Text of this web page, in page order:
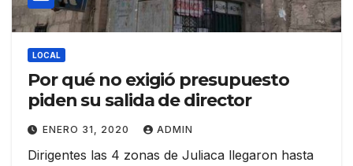
LOCAL
Por qué no exigió presupuesto
piden su salida de director
ENERO 31, 2020 ADMIN
Dirigentes las 4 zonas de Juliaca llegaron hasta